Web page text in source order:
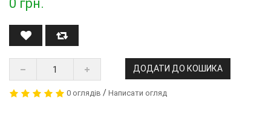
0 грн.
ДОДАТИ ДО КОШИКА
0 оглядів / Написати огляд